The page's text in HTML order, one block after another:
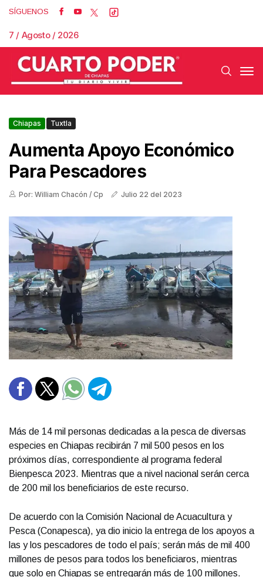
SÍGUENOS
7 / Agosto / 2026
Chiapas Tuxtla
Aumenta Apoyo Económico
Para Pescadores
Por: William Chacón / Cp Julio 22 del 2023
Más de 14 mil personas dedicadas a la pesca de diversas
especies en Chiapas recibirán 7 mil 500 pesos en los
próximos días, correspondiente al programa federal
Bienpesca 2023. Mientras que a nivel nacional serán cerca
de 200 mil los beneficiarios de este recurso.
De acuerdo con la Comisión Nacional de Acuacultura y
Pesca (Conapesca), ya dio inicio la entrega de los apoyos a
las y los pescadores de todo el país; serán más de mil 400
millones de pesos para todos los beneficiaros, mientras
que solo en Chiapas se entregarán más de 100 millones.